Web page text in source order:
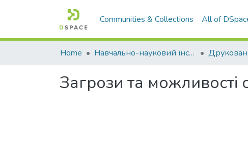
Communities & Collections All of
Home Навчально-науковий інститут економіки, управління, права та інформаційних технологій
Загрози та можливості